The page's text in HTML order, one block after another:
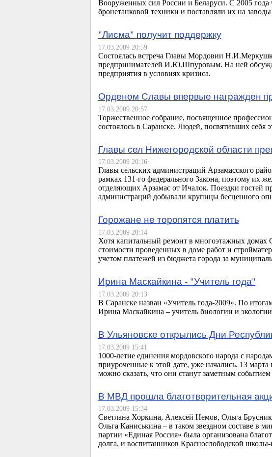
Вооруженных сил России и Беларуси. С 2005
бронетанковой техники и поставляли их на
"Лисма" получит поддержку
17.03.2009 20:59
Состоялась встреча Главы Мордовии
предпринимателей И.Ю.Шпуровым. На ней
предприятия в условиях кризиса.
Орденом Славы впервые награжден
17.03.2009 20:57
Торжественное собрание, посвященное
состоялось в Саранске. Людей, посвятивших
Главы сел Нижегородской области
17.03.2009 20:16
Главы сельских администраций Арзамасского
рамках 131-го федерального Закона, поэтому их
отделяющих Арзамас от Ичалок. Поездки гостей
администраций добывали крупицы бесценного
Горожане не торопятся платить
17.03.2009 20:14
Хотя капитальный ремонт в многоэтажных домах
стоимости проведенных в доме работ и
учетом платежей из бюджета города за
Ирина Маскайкина - "Учитель года"
17.03.2009 20:13
В Саранске назван «Учитель года-2009». По
Ирина Маскайкина – учитель биологии и
В Ульяновске открылись Дни
17.03.2009 15:41
1000-летие единения мордовского народа с
приуроченные к этой дате, уже начались. 13
можно сказать, что они станут заметным
В МВД прошла благотворительная
17.03.2009 15:34
Светлана Хоркина, Алексей Немов, Ольга
Ольга Каниськина – в таком звездном составе
партии «Единая Россия» была организована
долга, и воспитанников Краснослободской школы-